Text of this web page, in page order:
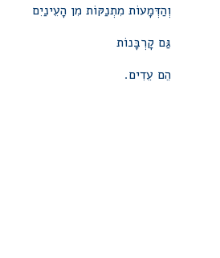
וְהַדְּמָעוֹת מִתְנַקּוֹת מִן הָעֵינַיִם
גַּם קָרְבָּנוֹת
הֵם עֵדִים.